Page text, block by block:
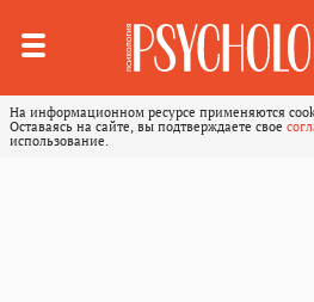
На информационном ресурсе применяются
Оставаясь на сайте, вы подтверждаете свое
использование.